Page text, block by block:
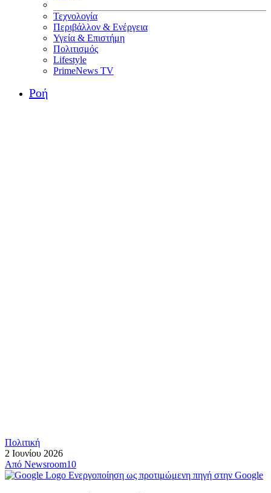
Τεχνολογία
Περιβάλλον & Ενέργεια
Υγεία & Επιστήμη
Πολιτισμός
Lifestyle
PrimeNews TV
Ροή
Πολιτική
2 Ιουνίου 2026
Από Newsroom10
Ενεργοποίηση ως προτιμώμενη πηγή στην Google